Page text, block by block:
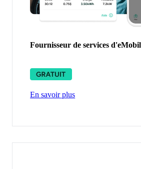
Fournisseur de services
En savoir plus